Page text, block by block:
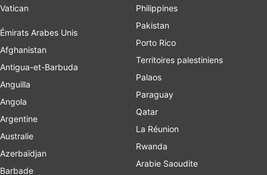
Vatican
Émirats Arabes Unis
Afghanistan
Antigua-et-Barbuda
Anguilla
Angola
Argentine
Australie
Azerbaïdjan
Barbade
Philippines
Pakistan
Porto Rico
Territoires palestiniens
Palaos
Paraguay
Qatar
La Réunion
Rwanda
Arabie Saoudite